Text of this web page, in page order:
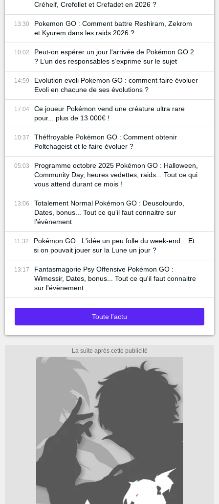
Créhelf, Crefollet et Crefadet en 2026 ?
13:30
Pokemon GO : Comment battre Reshiram, Zekrom
et Kyurem dans les raids 2026 ?
10:02
Peut-on espérer un jour l'arrivée de Pokémon GO 2
? L’un des responsables s’exprime sur le sujet
14:59
Evolution evoli Pokemon GO : comment faire évoluer
Evoli en chacune de ses évolutions ?
17:04
Ce joueur Pokémon vend une créature ultra rare
pour... plus de 13 000€ !
10:37
Théffroyable Pokémon GO : Comment obtenir
Poltchageist et le faire évoluer ?
05:03
Programme octobre 2025 Pokémon GO : Halloween,
Community Day, heures vedettes, raids... Tout ce qui
vous attend durant ce mois !
13:06
Totalement Normal Pokémon GO : Deusolourdo,
Dates, bonus... Tout ce qu'il faut connaitre sur
l'évènement
11:32
Pokémon GO : L'idée un peu folle du week-end... Et
si on pouvait jouer sur la Lune un jour ?
13:17
Fantasmagorie Psy Offensive Pokémon GO :
Wimessir, Dates, bonus... Tout ce qu'il faut connaitre
sur l'évènement
Toute l'actu